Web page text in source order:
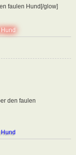
faulen Hund[/glow]
den faulen